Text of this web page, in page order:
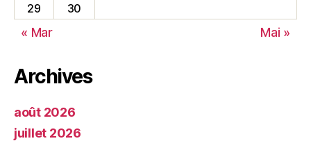
29
30
« Mar Mai »
Archives
août 2026
juillet 2026